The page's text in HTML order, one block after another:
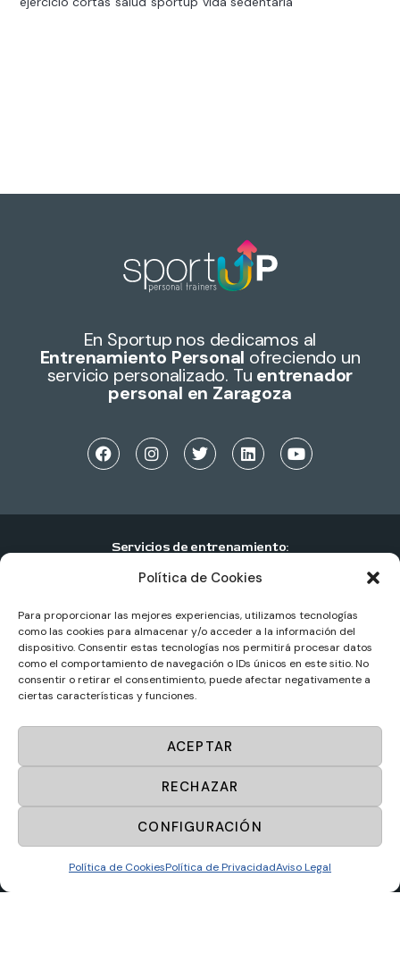
Política de Cookies
Para proporcionar las mejores experiencias, utilizamos tecnologías
como las cookies para almacenar y/o acceder a la información del
dispositivo. Consentir estas tecnologías nos permitirá procesar datos
como el comportamiento de navegación o IDs únicos en este sitio. No
consentir o retirar el consentimiento, puede afectar negativamente a
ciertas características y funciones.
ACEPTAR
RECHAZAR
CONFIGURACIÓN
Política de CookiesPolítica de PrivacidadAviso Legal
En Sportup nos dedicamos al
Entrenamiento Personal ofreciendo un
servicio personalizado. Tu entrenador
personal en Zaragoza
Servicios de entrenamiento:
Entrenamiento personal individual
Entrenamiento personal en grupo
Centros de entrenamiento personal
Sportup© 2025. Todos los derechos reservados.
Diseño web porMasideas.es
Aviso Legal
Política de Privacidad